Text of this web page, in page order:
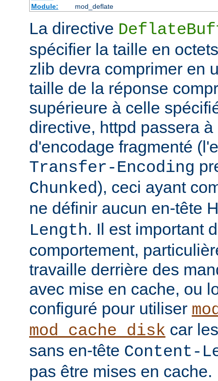
Module:
mod_deflate
La directive
spécifier la taille en
zlib devra comprimer en
taille de la réponse
supérieure à celle
directive, httpd passera
d'encodage fragmenté
Transfer-Encoding
Chunked), ceci ayant
ne définir aucun en-tête
Length. Il est important
comportement,
travaille derrière des
avec mise en cache, ou
configuré pour utiliser
mod_cache_disk car
sans en-tête Content-
pas être mises en cache.